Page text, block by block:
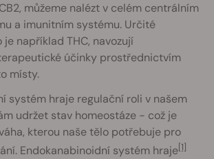
můžeme nalézt v celém centrálním
a imunitním systému. Určité
je například THC, navozují
účinky prostřednictvím
místy.
systém hraje regulační roli v našem
udržet stav homeostáze - což je
kterou naše tělo potřebuje pro
Endokanabinoidní systém hraje[1]